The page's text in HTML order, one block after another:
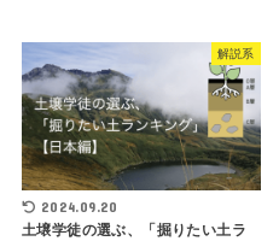
解説系
2024.09.20
土壌学徒の選ぶ、「掘りたい土ラ